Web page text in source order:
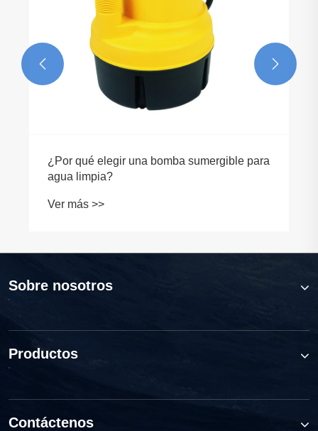
 
Sobre nosotros
Productos
Contáctenos